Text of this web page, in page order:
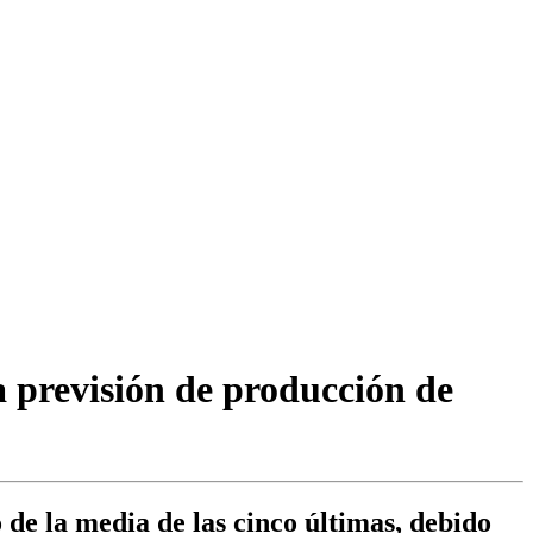
de producción de
la media de las cinco últimas, debido